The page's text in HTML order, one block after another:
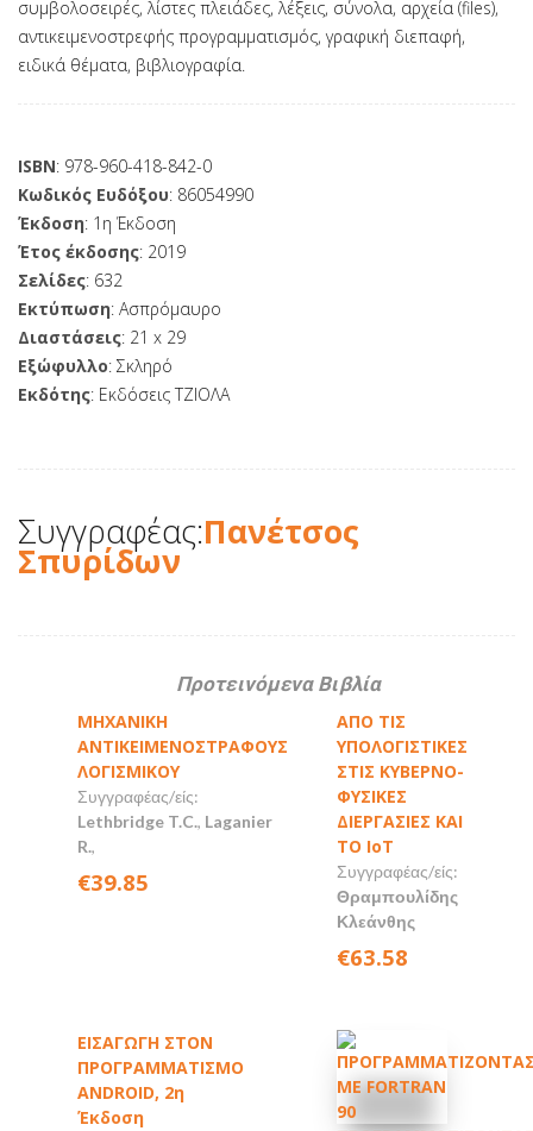
συμβολοσειρές, λίστες πλειάδες, λέξεις, σύνολα, αρχεία (files),
αντικειμενοστρεφής προγραμματισμός, γραφική διεπαφή,
ειδικά θέματα, βιβλιογραφία.
ISBN: 978-960-418-842-0
Κωδικός Ευδόξου: 86054990
Έκδοση: 1η Έκδοση
Έτος έκδοσης: 2019
Σελίδες: 632
Εκτύπωση: Ασπρόμαυρο
Διαστάσεις: 21 x 29
Εξώφυλλο: Σκληρό
Εκδότης: Εκδόσεις ΤΖΙΟΛΑ
Συγγραφέας:Πανέτσος
Σπυρίδων
Προτεινόμενα Βιβλία
ΜΗΧΑΝΙΚΗ
ΑΝΤΙΚΕΙΜΕΝΟΣΤΡΑΦΟΥΣ
ΛΟΓΙΣΜΙΚΟΥ
Συγγραφέας/είς:
Lethbridge T.C., Laganier
R.,
€39.85
ΑΠΟ ΤΙΣ
ΥΠΟΛΟΓΙΣΤΙΚΕΣ
ΣΤΙΣ ΚΥΒΕΡΝΟ-
ΦΥΣΙΚΕΣ
ΔΙΕΡΓΑΣΙΕΣ ΚΑΙ
ΤΟ IoT
Συγγραφέας/είς:
Θραμπουλίδης
Κλεάνθης
€63.58
ΕΙΣΑΓΩΓΗ ΣΤΟΝ
ΠΡΟΓΡΑΜΜΑΤΙΣΜΟ
ANDROID, 2η
Έκδοση